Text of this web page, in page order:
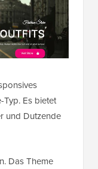
Typ. Es bietet
und Dutzende
Das Theme